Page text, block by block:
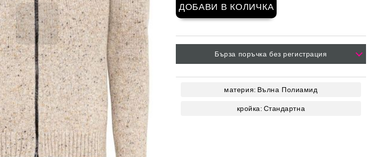
Бърза поръчка без регистрация
материя: Вълна Полиамид
кройка: Стандартна